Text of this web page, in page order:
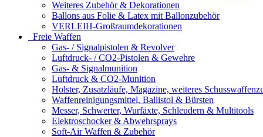
Weiteres Zubehör & Dekorationen
Ballons aus Folie & Latex mit Ballonzubehör
VERLEIH-Großraumdekorationen
Freie Waffen
Gas- / Signalpistolen & Revolver
Luftdruck- / CO2-Pistolen & Gewehre
Gas- & Signalmunition
Luftdruck & CO2-Munition
Holster, Zusatzläufe, Magazine, weiteres
Waffenreinigungsmittel, Ballistol & Bürsten
Messer, Schwerter, Wurfäxte, Schleudern & Multitools
Elektroschocker & Abwehrsprays
Soft-Air Waffen & Zubehör